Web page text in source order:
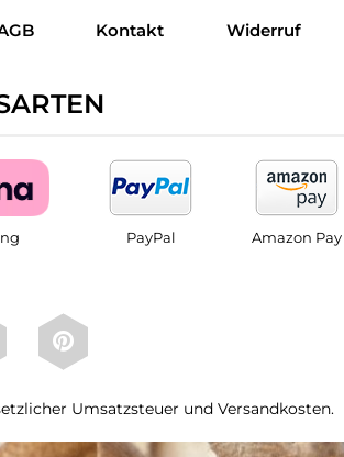
Kontakt Widerruf
PayPal Amazon Pay
Umsatzsteuer und Versandkosten.